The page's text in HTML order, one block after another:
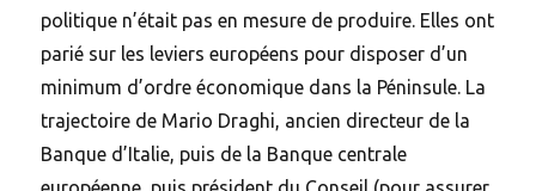
politique n’était pas en mesure de produire. Elles ont
parié sur les leviers européens pour disposer d’un
minimum d’ordre économique dans la Péninsule. La
trajectoire de Mario Draghi, ancien directeur de la
Banque d’Italie, puis de la Banque centrale